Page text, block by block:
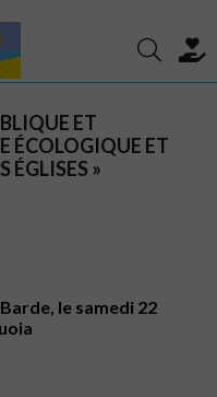
ET
ÉCOLOGIQUE ET
ÉGLISES »
le samedi 22